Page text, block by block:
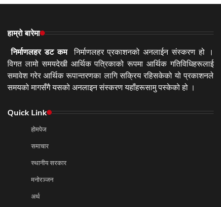
हाम्रो बारेमा
निर्माणलहर डट कमनिर्माणलहर प्रकाशनको अनलाईन संस्करण हो ।
विगत लामो समयदेखी आर्थिक पत्रिकाको रूपमा आर्थिक गतिविधिहरूलाई
समावेश गरेर आर्थिक रूपान्तरणका लागि सक्रिय रहिसकेको यो प्रकाशनले
समयको मागसँगै यसको अनलाइन संस्करण यहाँहरूसामु पस्केको हो ।
Quick Link
होमपेज
समाचार
स्थानीय सरकार
मनोरञ्जन
अर्थ